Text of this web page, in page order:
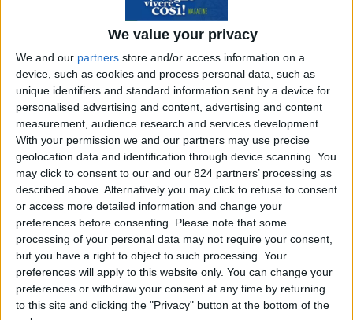
We value your privacy
We and our partners store and/or access information on a
device, such as cookies and process personal data, such as
unique identifiers and standard information sent by a device for
personalised advertising and content, advertising and content
measurement, audience research and services development.
With your permission we and our partners may use precise
geolocation data and identification through device scanning. You
may click to consent to our and our 824 partners’ processing as
described above. Alternatively you may click to refuse to consent
or access more detailed information and change your
preferences before consenting. Please note that some
processing of your personal data may not require your consent,
but you have a right to object to such processing. Your
preferences will apply to this website only. You can change your
preferences or withdraw your consent at any time by returning
to this site and clicking the "Privacy" button at the bottom of the
“Siamo due ragazzi giovani timidi, introversi,
creativi che adorano viaggiare, sperimentare,
curiosare e assaggiare; la nostra testa è sempre
al prossimo viaggio”. Si presentano così sul loro
blog Travel Coast To Coast, Daniele e Giulia. Un
blog, attraverso il quale, i due ragazzi raccontano
le proprie esperienze, offrono consigli,
condividono i ricordi e trasmettono emozioni
attraverso le fotografie.
Daniele, Giulia, quando è nato in voi il desiderio
di viaggiare e di raccontare?
La nostra passione è nata in due momenti